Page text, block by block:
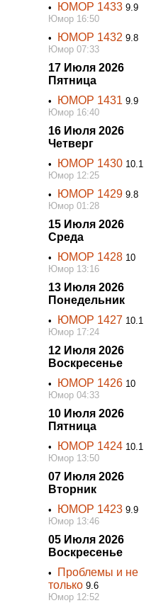
• ЮМОР 1433 9.9
Юмор 16:50
•
ЮМОР 1432 9.8
Юмор 07:33
17 Июля 2026
Пятница
• ЮМОР 1431 9.9
Юмор 16:40
16 Июля 2026
Четверг
• ЮМОР 1430 10.1
Юмор 12:25
•
ЮМОР 1429 9.8
Юмор 01:28
15 Июля 2026
Среда
• ЮМОР 1428 10
Юмор 13:16
13 Июля 2026
Понедельник
• ЮМОР 1427 10.1
Юмор 17:24
12 Июля 2026
Воскресенье
• ЮМОР 1426 10
Юмор 04:33
10 Июля 2026
Пятница
• ЮМОР 1424 10.1
Юмор 13:50
07 Июля 2026
Вторник
• ЮМОР 1423 9.9
Юмор 13:46
05 Июля 2026
Воскресенье
•
Проблемы и не
только9.6
Юмор 12:52